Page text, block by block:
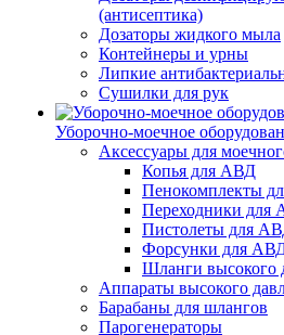
(антисептика)
Дозаторы жидкого мыла
Контейнеры и урны
Липкие
Сушилки для рук
Уборочно-моечное
Аксессуары для
Копья для АВД
Пенокомплекты
Переходники для
Пистолеты для
Форсунки для
Шланги высокого
Аппараты высокого
Барабаны для шлангов
Парогенераторы